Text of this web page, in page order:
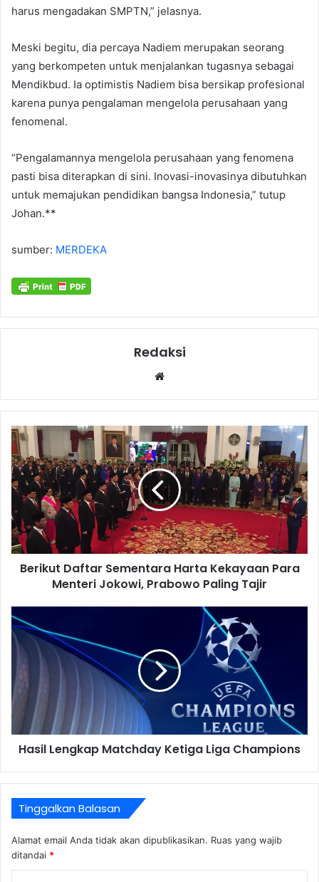
harus mengadakan SMPTN,” jelasnya.
Meski begitu, dia percaya Nadiem merupakan seorang
yang berkompeten untuk menjalankan tugasnya sebagai
Mendikbud. Ia optimistis Nadiem bisa bersikap profesional
karena punya pengalaman mengelola perusahaan yang
fenomenal.
“Pengalamannya mengelola perusahaan yang fenomena
pasti bisa diterapkan di sini. Inovasi-inovasinya dibutuhkan
untuk memajukan pendidikan bangsa Indonesia,” tutup
Johan.**
sumber: MERDEKA
Redaksi
Berikut Daftar Sementara Harta Kekayaan Para
Menteri Jokowi, Prabowo Paling Tajir
Hasil Lengkap Matchday Ketiga Liga Champions
Tinggalkan Balasan
Alamat email Anda tidak akan dipublikasikan. Ruas yang wajib
ditandai *